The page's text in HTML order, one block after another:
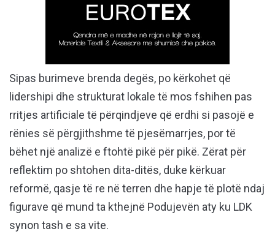
Sipas burimeve brenda degës, po kërkohet që
lidershipi dhe strukturat lokale të mos fshihen pas
rritjes artificiale të përqindjeve që erdhi si pasojë e
rënies së përgjithshme të pjesëmarrjes, por të
bëhet një analizë e ftohtë pikë për pikë. Zërat për
reflektim po shtohen dita-ditës, duke kërkuar
reformë, qasje të re në terren dhe hapje të plotë ndaj
figurave që mund ta kthejnë Podujevën aty ku LDK
synon tash e sa vite.